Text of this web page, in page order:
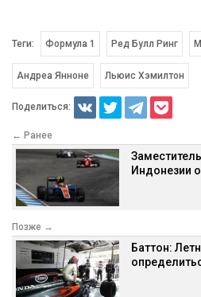
Теги: Формула 1 Ред Булл Ринг
Андреа Янноне Льюис Хэмилтон
Поделиться:
← Ранее
Индонезии
Позже →
Баттон: